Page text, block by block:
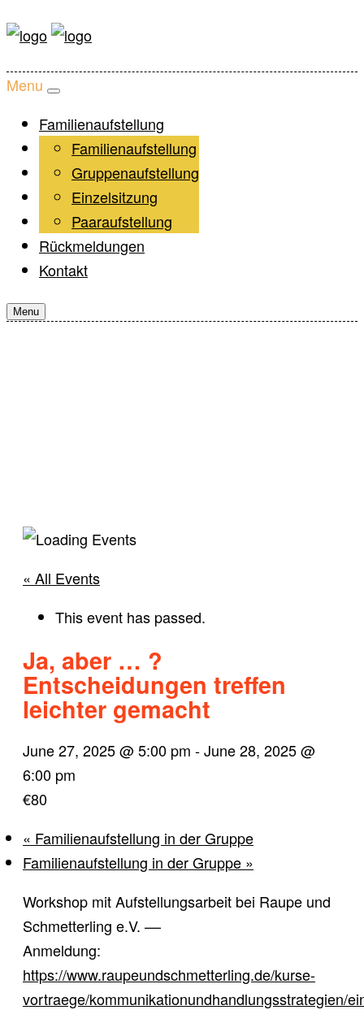
Menu
Familienaufstellung
Familienaufstellung
Gruppenaufstellung
Einzelsitzung
Paaraufstellung
Workshop
Über mich
Termine
Preise & Ort
Rückmeldungen
Kontakt
Menu
« All Events
This event has passed.
Ja, aber … ?
Entscheidungen treffen
leichter gemacht
June 27, 2025 @ 5:00 pm -June 28, 2025 @
6:00 pm
€80
« Familienaufstellung in der Gruppe
Familienaufstellung in der Gruppe »
Workshop mit Aufstellungsarbeit bei Raupe und
Schmetterling e.V. ––
Anmeldung:
https://www.raupeundschmetterling.de/kurse-
vortraege/kommunikationundhandlungsstrategien/